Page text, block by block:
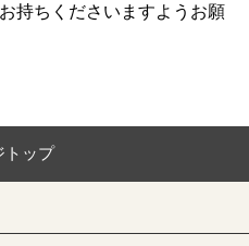
持ちくださいますようお願
トップ